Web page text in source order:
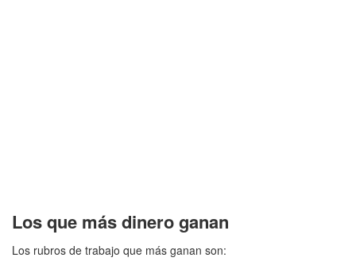
Los que más dinero ganan
Los rubros de trabajo que más ganan son: